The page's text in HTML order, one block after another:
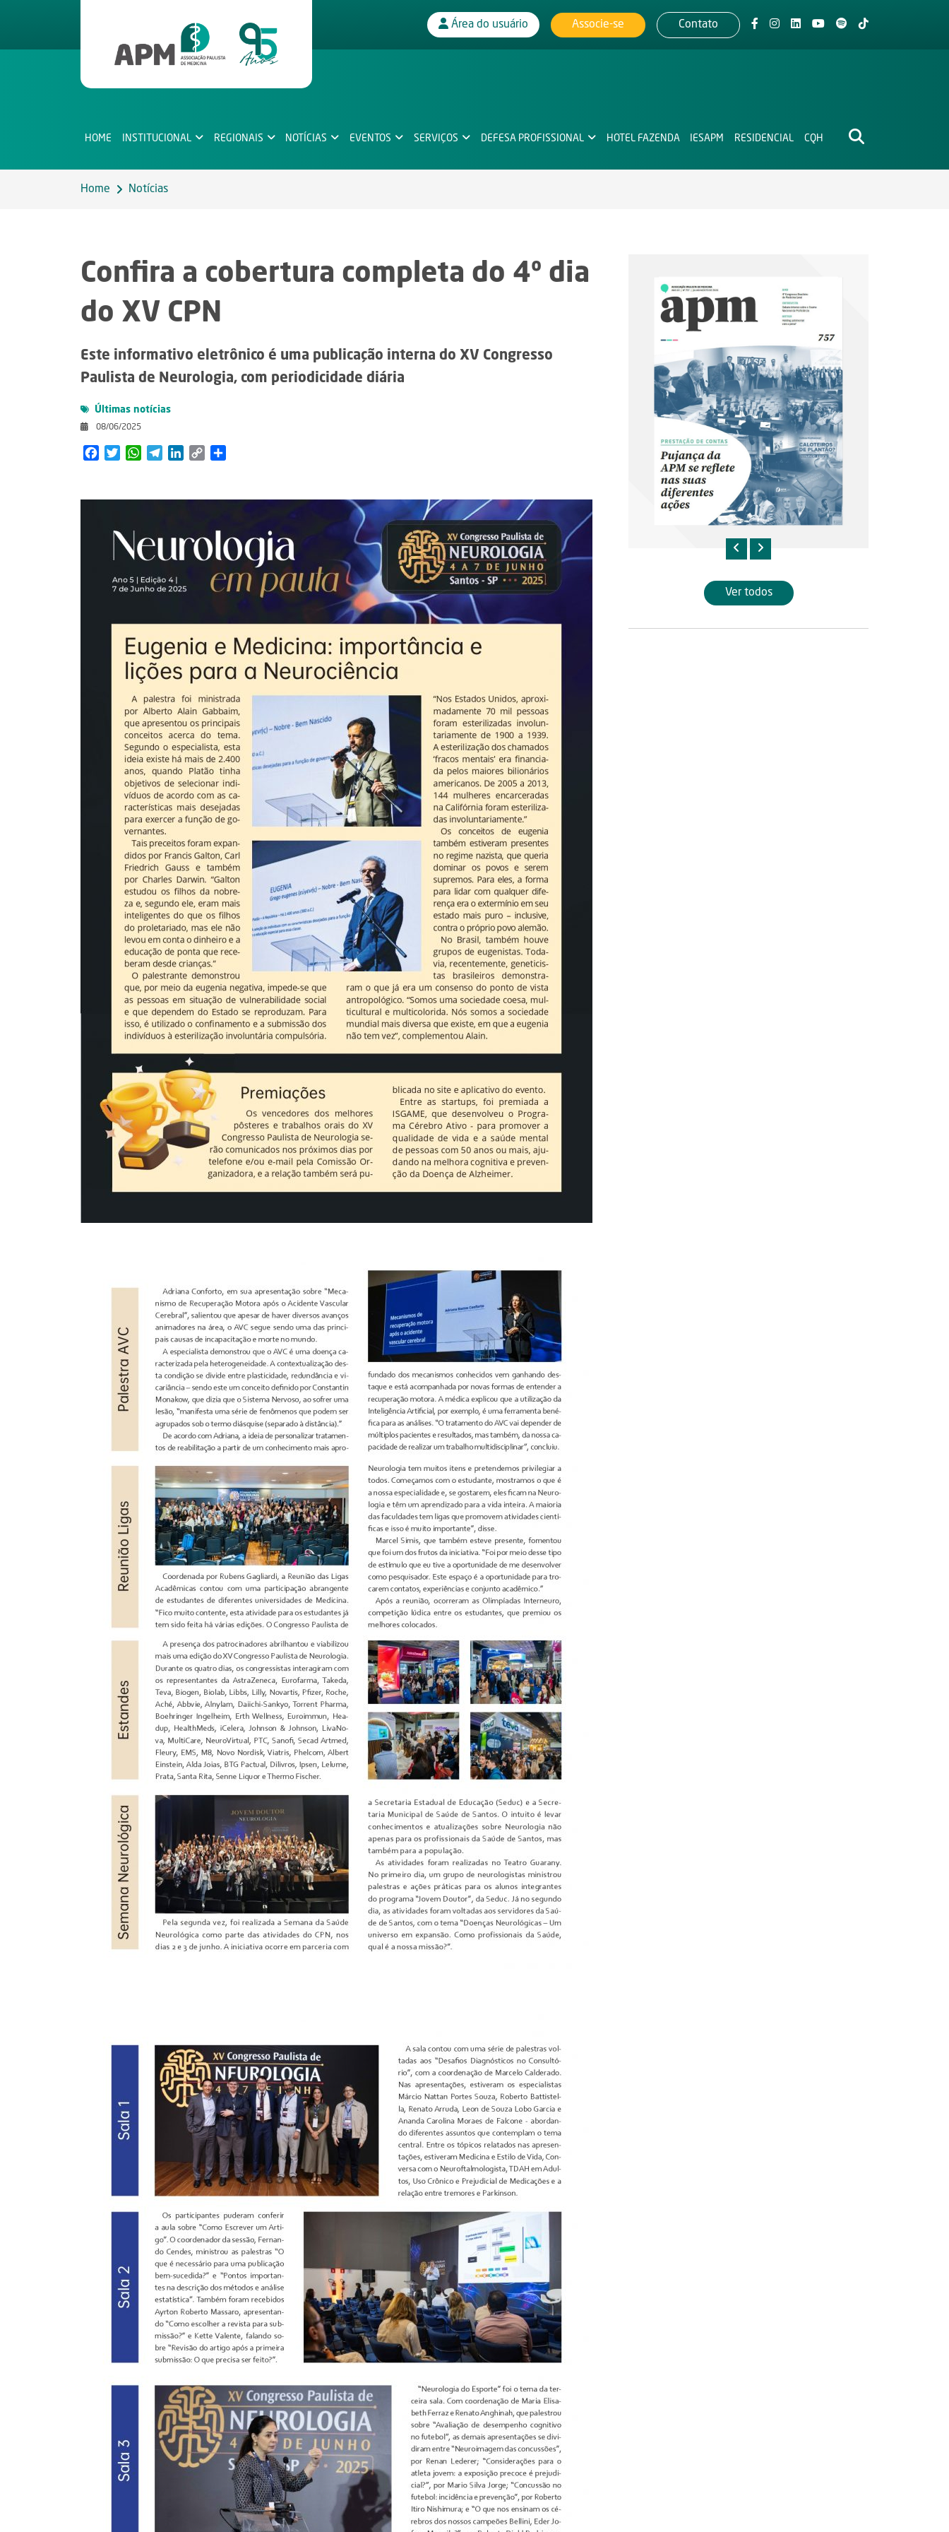
Área do usuário Associe-se Contato
HOME INSTITUCIONAL REGIONAIS NOTÍCIAS EVENTOS SERVIÇOS DEFESA PROFISSIONAL HOTEL FAZENDA IESAPM RESIDENCIAL CQH
Home Notícias
Confira a cobertura completa do 4º dia
do XV CPN
Este informativo eletrônico é uma publicação interna do XV Congresso
Paulista de Neurologia, com periodicidade diária
Últimas notícias
08/06/2025
FacebookTwitterWhatsAppTelegramLinkedIn
Copy
Ver todos